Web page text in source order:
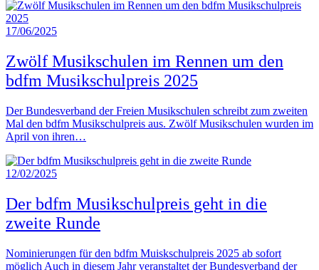
17/06/2025
Zwölf Musikschulen im Rennen um den
bdfm Musikschulpreis 2025
Der Bundesverband der Freien Musikschulen schreibt zum zweiten
Mal den bdfm Musikschulpreis aus. Zwölf Musikschulen wurden im
April von ihren…
12/02/2025
Der bdfm Musikschulpreis geht in die
zweite Runde
Nominierungen für den bdfm Muiskschulpreis 2025 ab sofort
möglich Auch in diesem Jahr veranstaltet der Bundesverband der